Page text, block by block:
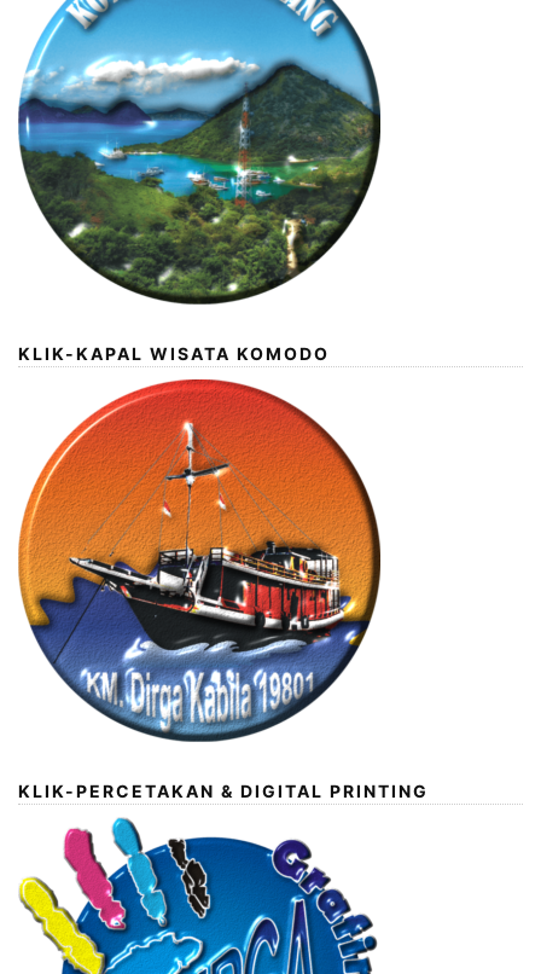
KLIK-KAPAL WISATA KOMODO
KLIK-PERCETAKAN & DIGITAL PRINTING